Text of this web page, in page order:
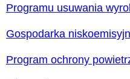
Programu usuwania
Gospodarka
Program ochrony